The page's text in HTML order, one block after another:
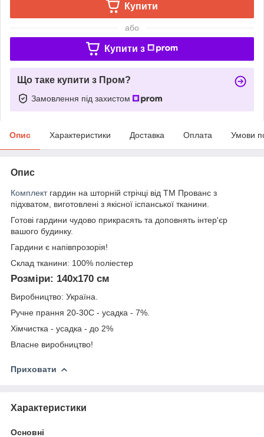
Купити
або
Купити з
Що таке купити з Пром?
Замовлення під захистом
Опис Характеристики Доставка Оплата Умови
Опис
Комплектгардин на шторній стрічці від ТМ Прованс з
підхватом, виготовлені з якісної іспанської тканини.
Готові гардини чудово прикрасять та доповнять інтер'єр
вашого будинку.
Гардини є напівпрозорія!
Склад тканини: 100% поліестер
Розміри: 140х170 см
Виробництво: Україна.
Ручне прання 20-30С - усадка - 7%.
Хімчистка - усадка - до 2%
Власне виробництво!
Приховати
Характеристики
Основні